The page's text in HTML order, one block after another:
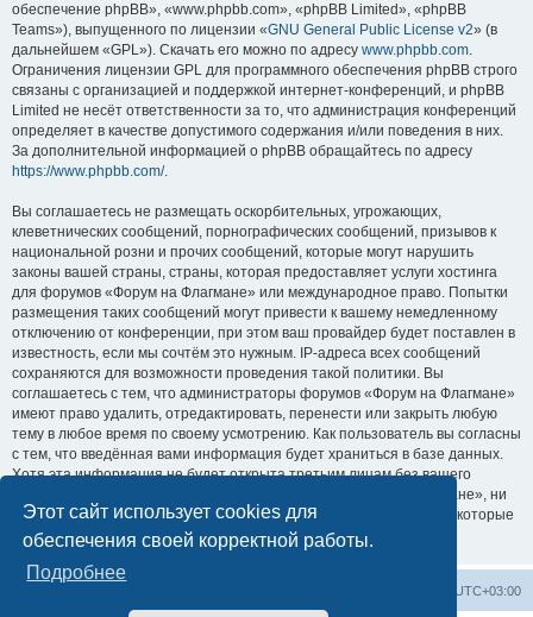
Этот сайт использует cookies для
обеспечения своей корректной работы.
Подробнее
обеспечение phpBB», «www.phpbb.com», «phpBB Limited», «phpBB
Teams»), выпущенного по лицензии «GNU General Public License v2» (в
дальнейшем «GPL»). Скачать его можно по адресу www.phpbb.com.
Ограничения лицензии GPL для программного обеспечения phpBB строго
связаны с организацией и поддержкой интернет-конференций, и phpBB
Limited не несёт ответственности за то, что администрация конференций
определяет в качестве допустимого содержания и/или поведения в них.
За дополнительной информацией о phpBB обращайтесь по адресу
https://www.phpbb.com/.
Вы соглашаетесь не размещать оскорбительных, угрожающих,
клеветнических сообщений, порнографических сообщений, призывов к
национальной розни и прочих сообщений, которые могут нарушить
законы вашей страны, страны, которая предоставляет услуги хостинга
для форумов «Форум на Флагмане» или международное право. Попытки
размещения таких сообщений могут привести к вашему немедленному
отключению от конференции, при этом ваш провайдер будет поставлен в
известность, если мы сочтём это нужным. IP-адреса всех сообщений
сохраняются для возможности проведения такой политики. Вы
соглашаетесь с тем, что администраторы форумов «Форум на Флагмане»
имеют право удалить, отредактировать, перенести или закрыть любую
тему в любое время по своему усмотрению. Как пользователь вы согласны
с тем, что введённая вами информация будет храниться в базе данных.
Хотя эта информация не будет открыта третьим лицам без вашего
разрешения, ни администрация конференции «Форум на Флагмане», ни
phpBB Limited не может быть ответственна за действия хакеров, которые
могут привести к несанкционированному доступу к ней.
UTC+03:00